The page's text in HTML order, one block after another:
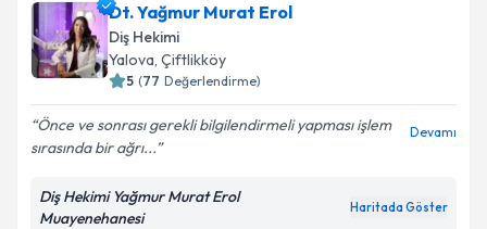
Dt. Yağmur Murat Erol
Diş Hekimi
Yalova, Çiftlikköy
5 (77 Değerlendirme)
Önce ve sonrası gerekli bilgilendirmeli yapması işlem
sırasında bir ağrı...
Devamı
Diş Hekimi Yağmur Murat Erol
Muayenehanesi
Haritada Göster